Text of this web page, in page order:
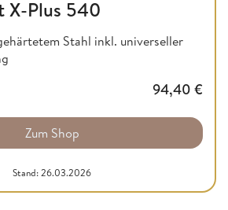
X-Plus 540
Stahl inkl. universeller
94,40 €
Zum Shop
Stand: 26.03.2026